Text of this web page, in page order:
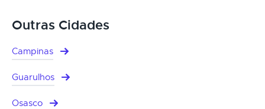
Outras Cidades
Campinas
Guarulhos
Osasco